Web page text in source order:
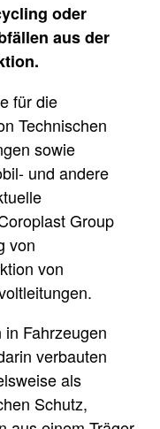
oder
aus der
für die
Technischen
sowie
und andere
Group
von
von
Fahrzeugen
verbauten
als
Schutz,